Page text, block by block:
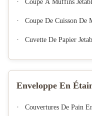
Coupe À Muffins Jetables À
Coupe De Cuisson De Muffins
Cuvette De Papier
Enveloppe En
Couvertures De Pain En Étain, Couvertures De Muffins,